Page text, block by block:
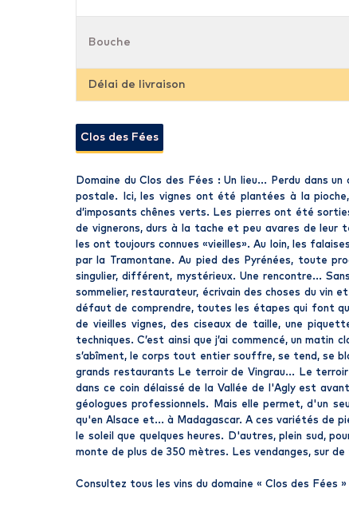
Bouche
Délai de livraison
Clos des Fées
Domaine du Clos des Fées : Un lieu... Perdu dans
postale. Ici, les vignes ont été plantées à la
d’imposants chênes verts. Les pierres ont été
de vignerons, durs à la tache et peu avares de leur
les ont toujours connues «vieilles». Au loin, les
par la Tramontane. Au pied des Pyrénées, toute
singulier, différent, mystérieux. Une rencontre...
sommelier, restaurateur, écrivain des choses du vin
défaut de comprendre, toutes les étapes qui font
de vieilles vignes, des ciseaux de taille, une
techniques. C’est ainsi que j’ai commencé, un
s’abîment, le corps tout entier souffre, se tend, se
grands restaurants Le terroir de Vingrau... Le
dans ce coin délaissé de la Vallée de l'Agly est
géologues professionnels. Mais elle permet, d'un
qu'en Alsace et... à Madagascar. A ces variétés de
le soleil que quelques heures. D'autres, plein sud,
monte de plus de 350 mètres. Les vendanges, sur
Consultez tous les vins du domaine « Clos des Fées »